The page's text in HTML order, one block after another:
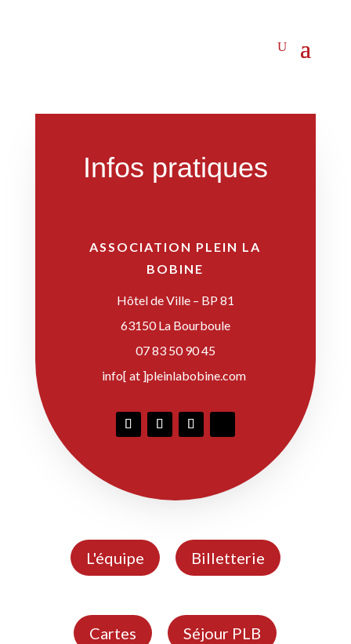
Infos pratiques
ASSOCIATION PLEIN LA
BOBINE
Hôtel de Ville – BP 81
63150 La Bourboule
07 83 50 90 45
info[ at ]pleinlabobine.com
L'équipe Billetterie
Cartes Séjour PLB